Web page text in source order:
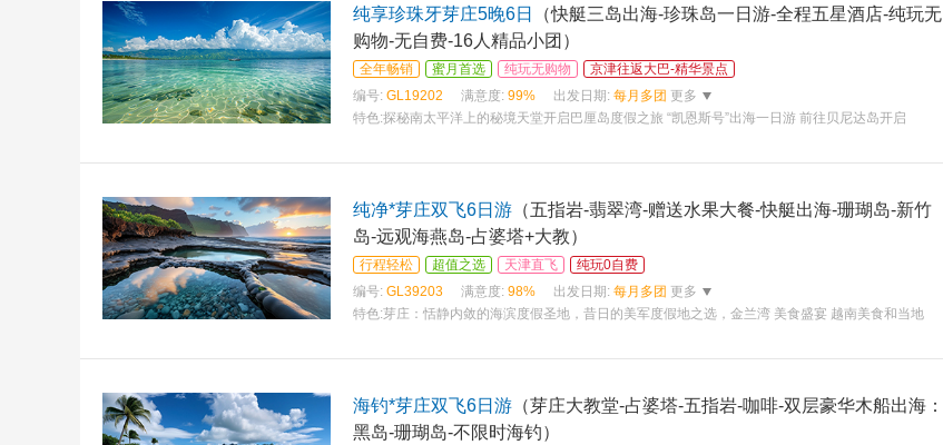
纯享珍珠牙芽庄5晚6日
（快艇三岛出海-珍珠岛一日游-全程五星酒店-纯玩无
购物-无自费-16人精品小团）
全年畅销 蜜月首选 纯玩无购物
京津往返大巴-精华景点
编号: GL19202 满意度: 99% 出发日期: 每月多团 更多
特色:探秘南太平洋上的秘境天堂开启巴厘岛度假之旅 “凯恩斯号”出海一日游 前往贝尼达岛开启
纯净*芽庄双飞6日游 （五指岩-翡翠湾-赠送水果大餐-快艇出海-珊瑚岛-新竹
岛-远观海燕岛-占婆塔+大教）
行程轻松 超值之选 天津直飞
纯玩0自费
编号: GL39203 满意度: 98% 出发日期: 每月多团 更多
特色:芽庄：恬静内敛的海滨度假圣地，昔日的美军度假地之选，金兰湾 美食盛宴 越南美食和当地
海钓*芽庄双飞6日游 （芽庄大教堂-占婆塔-五指岩-咖啡-双层豪华木船出海：
黑岛-珊瑚岛-不限时海钓）